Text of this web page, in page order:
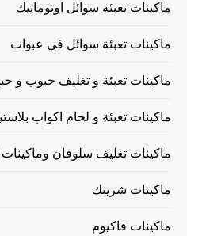
ماكينات تعبئة سوائل اوتوماتيك
ماكينات تعبئة سوائل في عبوات
ماكينات تعبئة و تغليف حبوب و
ماكينات تعبئة و لحام اكواب
ماكينات تغليف سلوفان
ماكينات شرينك
ماكينات فاكيوم